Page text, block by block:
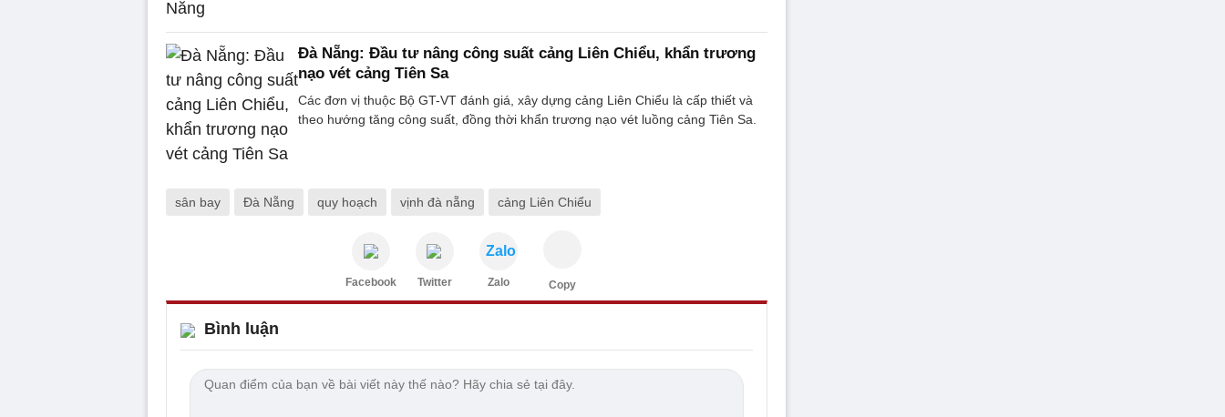
Đà Nẵng: Đầu tư nâng công suất cảng Liên Chiểu, khẩn trương
nạo vét cảng Tiên Sa
Các đơn vị thuộc Bộ GT-VT đánh giá, xây dựng cảng Liên Chiểu là cấp thiết và
theo hướng tăng công suất, đồng thời khẩn trương nạo vét luồng cảng Tiên Sa.
sân bay Đà Nẵng quy hoạch vịnh đà nẵng cảng Liên Chiểu
Facebook Twitter
Zalo
Zalo Copy
Bình luận